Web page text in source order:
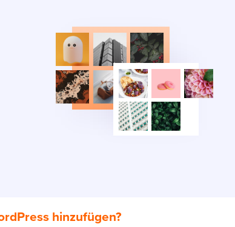
hinzufügen?